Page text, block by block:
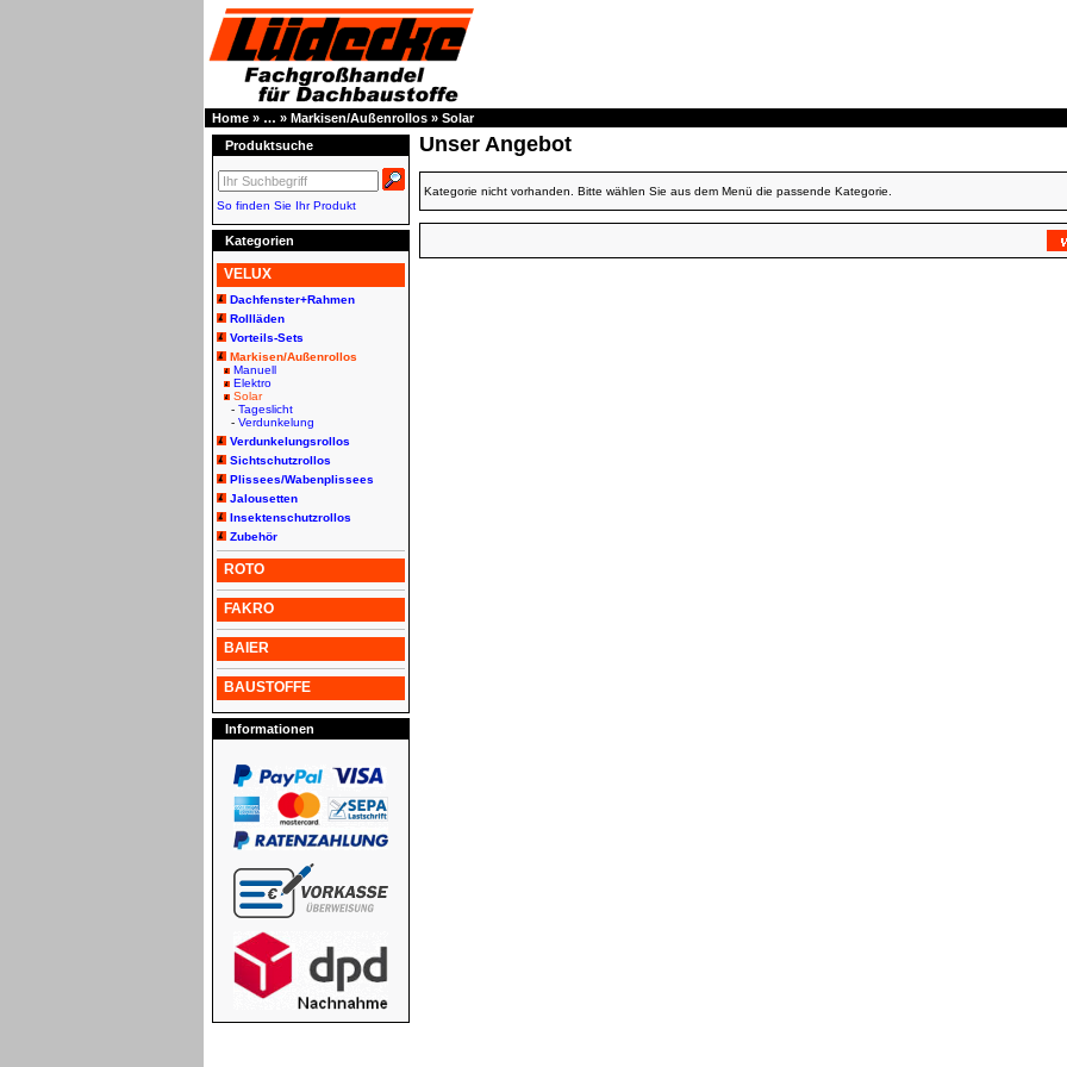
Home » … » Markisen/Außenrollos » Solar
Produktsuche
So finden Sie Ihr Produkt
Kategorien
VELUX
Dachfenster+Rahmen
Rollläden
Vorteils-Sets
Markisen/Außenrollos
Manuell
Elektro
Solar
- Tageslicht
- Verdunkelung
Verdunkelungsrollos
Sichtschutzrollos
Plissees/Wabenplissees
Jalousetten
Insektenschutzrollos
Zubehör
ROTO
FAKRO
BAIER
BAUSTOFFE
Informationen
Unser Angebot
Kategorie nicht vorhanden. Bitte wählen Sie aus dem Menü die passende Kategorie.